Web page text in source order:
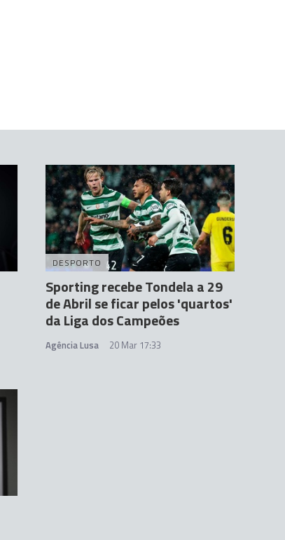
DESPORTO
Sporting recebe Tondela a 29
de Abril se ficar pelos 'quartos'
da Liga dos Campeões
Agência Lusa 20 Mar 17:33